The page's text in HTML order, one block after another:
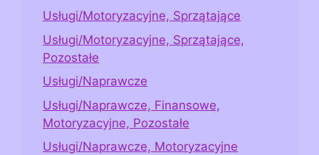
Usługi/Motoryzacyjne, Sprzątające
Usługi/Motoryzacyjne, Sprzątające,
Pozostałe
Usługi/Naprawcze
Usługi/Naprawcze, Finansowe,
Motoryzacyjne, Pozostałe
Usługi/Naprawcze, Motoryzacyjne